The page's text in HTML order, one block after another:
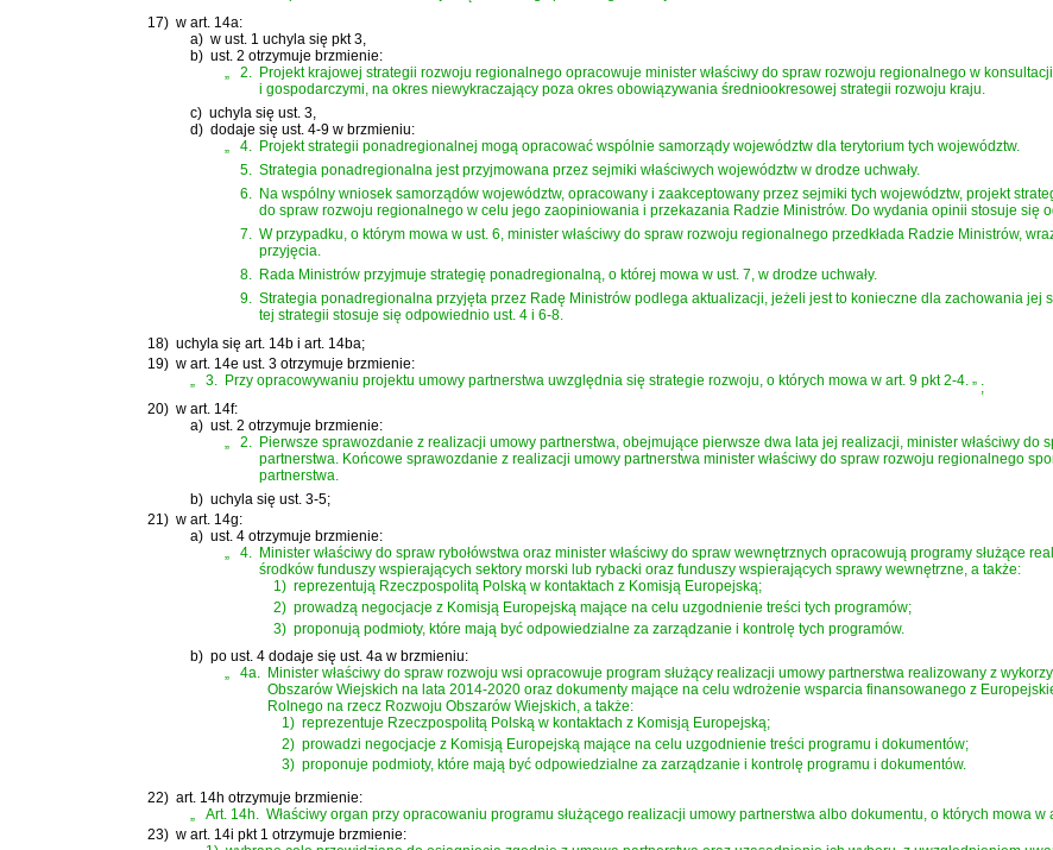
17) w art. 14a:
a) w ust. 1 uchyla się pkt 3,
b) ust. 2 otrzymuje brzmienie:
„
2. Projekt krajowej strategii rozwoju regionalnego opracowuje minister właściwy do spraw rozwoju regionalnego w
i gospodarczymi, na okres niewykraczający poza okres obowiązywania średniookresowej strategii rozwoju kraju.
c) uchyla się ust. 3,
d) dodaje się ust. 4-9 w brzmieniu:
„
4. Projekt strategii ponadregionalnej mogą opracować wspólnie samorządy województw dla terytorium tych województw.
5. Strategia ponadregionalna jest przyjmowana przez sejmiki właściwych województw w drodze uchwały.
6. Na wspólny wniosek samorządów województw, opracowany i zaakceptowany przez sejmiki tych województw, projekt
do spraw rozwoju regionalnego w celu jego zaopiniowania i przekazania Radzie Ministrów. Do wydania opinii stosuje się
7. W przypadku, o którym mowa w ust. 6, minister właściwy do spraw rozwoju regionalnego przedkłada Radzie Ministrów,
przyjęcia.
8. Rada Ministrów przyjmuje strategię ponadregionalną, o której mowa w ust. 7, w drodze uchwały.
9. Strategia ponadregionalna przyjęta przez Radę Ministrów podlega aktualizacji, jeżeli jest to konieczne dla zachowania
tej strategii stosuje się odpowiednio ust. 4 i 6-8.
18) uchyla się art. 14b i art. 14ba;
19) w art. 14e ust. 3 otrzymuje brzmienie:
„
3. Przy opracowywaniu projektu umowy partnerstwa uwzględnia się strategie rozwoju, o których mowa w art. 9 pkt 2-4. ” ;
20) w art. 14f:
a) ust. 2 otrzymuje brzmienie:
„
2. Pierwsze sprawozdanie z realizacji umowy partnerstwa, obejmujące pierwsze dwa lata jej realizacji, minister właściwy
partnerstwa. Końcowe sprawozdanie z realizacji umowy partnerstwa minister właściwy do spraw rozwoju regionalnego
partnerstwa.
b) uchyla się ust. 3-5;
21) w art. 14g:
a) ust. 4 otrzymuje brzmienie:
„
4. Minister właściwy do spraw rybołówstwa oraz minister właściwy do spraw wewnętrznych opracowują programy służące
środków funduszy wspierających sektory morski lub rybacki oraz funduszy wspierających sprawy wewnętrzne, a także:
1) reprezentują Rzeczpospolitą Polską w kontaktach z Komisją Europejską;
2) prowadzą negocjacje z Komisją Europejską mające na celu uzgodnienie treści tych programów;
3) proponują podmioty, które mają być odpowiedzialne za zarządzanie i kontrolę tych programów.
b) po ust. 4 dodaje się ust. 4a w brzmieniu:
„
4a. Minister właściwy do spraw rozwoju wsi opracowuje program służący realizacji umowy partnerstwa realizowany z
Obszarów Wiejskich na lata 2014-2020 oraz dokumenty mające na celu wdrożenie wsparcia finansowanego z
Rolnego na rzecz Rozwoju Obszarów Wiejskich, a także:
1) reprezentuje Rzeczpospolitą Polską w kontaktach z Komisją Europejską;
2) prowadzi negocjacje z Komisją Europejską mające na celu uzgodnienie treści programu i dokumentów;
3) proponuje podmioty, które mają być odpowiedzialne za zarządzanie i kontrolę programu i dokumentów.
22) art. 14h otrzymuje brzmienie:
Art. 14h. Właściwy organ przy opracowaniu programu służącego realizacji umowy partnerstwa albo dokumentu, o których mowa
23) w art. 14i pkt 1 otrzymuje brzmienie: